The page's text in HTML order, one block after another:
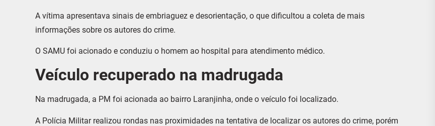
A vítima apresentava sinais de embriaguez e desorientação, o que dificultou a coleta de mais
informações sobre os autores do crime.
O SAMU foi acionado e conduziu o homem ao hospital para atendimento médico.
Veículo recuperado na madrugada
Na madrugada, a PM foi acionada ao bairro Laranjinha, onde o veículo foi localizado.
A Polícia Militar realizou rondas nas proximidades na tentativa de localizar os autores do crime, porém